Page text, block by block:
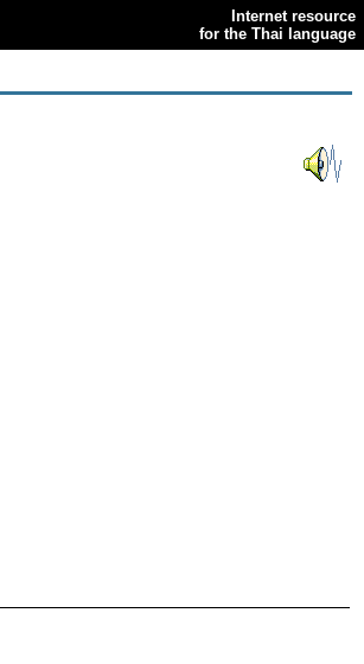
Internet resource
for the Thai language